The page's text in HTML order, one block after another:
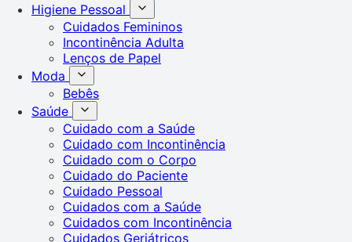
Higiene Pessoal
Cuidados Femininos
Incontinência Adulta
Lenços de Papel
Moda
Bebês
Saúde
Cuidado com a Saúde
Cuidado com Incontinência
Cuidado com o Corpo
Cuidado do Paciente
Cuidado Pessoal
Cuidados com a Saúde
Cuidados com Incontinência
Cuidados Geriátricos